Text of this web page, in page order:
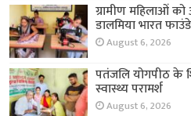
ग्रामीण महिलाओं
डालमिया भारत
August 6, 2026
पतंजलि योगपीठ के
स्वास्थ्य परामर्श
August 6, 2026